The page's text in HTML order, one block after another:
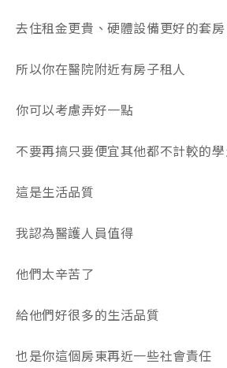
去住租金更貴、硬體設備更好的套房
所以你在醫院附近有房子租人
你可以考慮弄好一點
不要再搞只要便宜其他都不計較的
這是生活品質
我認為醫護人員值得
他們太辛苦了
給他們好很多的生活品質
也是你這個房東再近一些社會責任